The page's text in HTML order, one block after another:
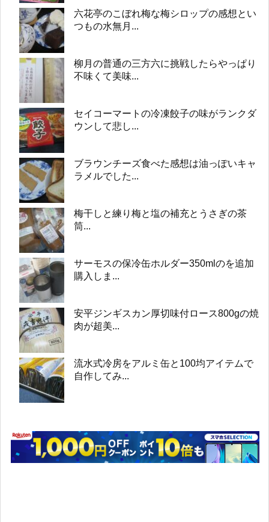
六花亭のこぼれ梅な梅シロップの感想とい
つもの水無月...
柳月の普通の三方六に挑戦したらやっぱり
不味くて美味...
セイコーマートの冷凍餃子の味がランクダ
ウンして悲し...
ブラウンチーズ食べた感想は油っぽいキャ
ラメルでした...
梅干しと練り梅と塩の補充とうさぎの茶
筒...
サーモスの保冷缶ホルダー350mlのを追加
購入しま...
安平ジンギスカン厚切味付ロース800gの焼
肉が超美...
流水式冷房をアルミ缶と100均アイテムで
自作してみ...